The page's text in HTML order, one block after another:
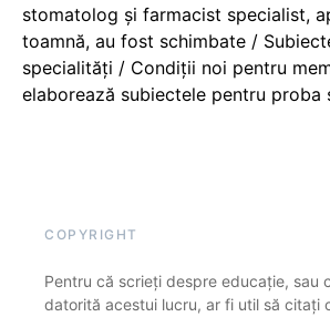
stomatolog și farmacist specialist,
toamnă, au fost schimbate /
specialități / Condiții noi pentru
elaborează subiectele pentru proba
COPYRIGHT
Pentru că scrieți despre educație, sau
datorită acestui lucru, ar fi util să citați